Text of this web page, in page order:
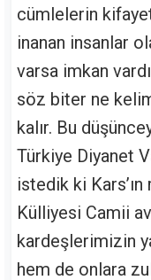
cümlelerin
inanan insanlar
varsa imkan
söz biter ne
kalır. Bu
Türkiye Diyanet
istedik ki
Külliyesi Camii
kardeşlerimizin
hem de onlara